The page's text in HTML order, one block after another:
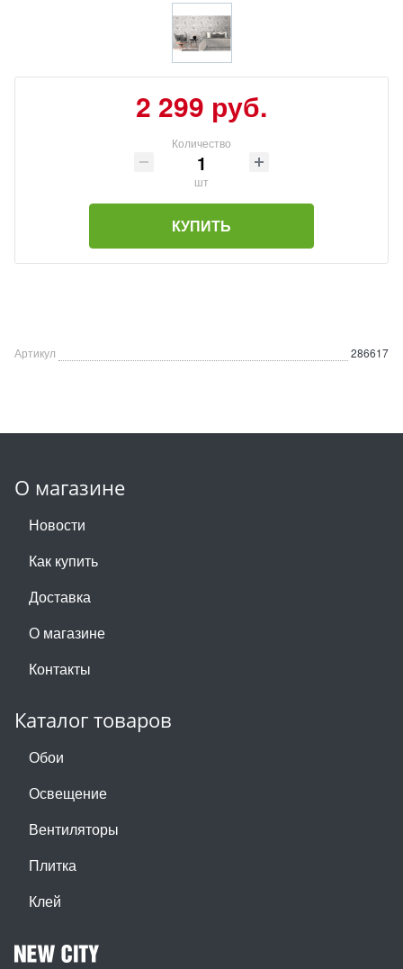
2 299 руб.
Количество
шт
КУПИТЬ
Артикул 286617
О магазине
Новости
Как купить
Доставка
О магазине
Контакты
Каталог товаров
Обои
Освещение
Вентиляторы
Плитка
Клей